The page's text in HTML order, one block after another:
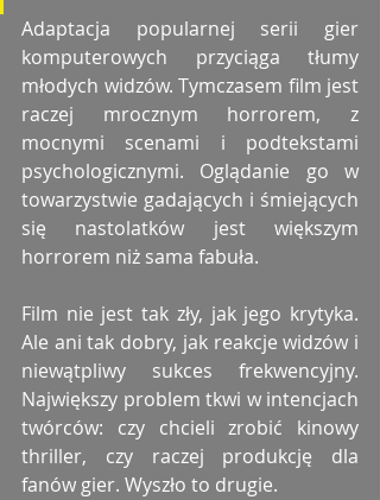
Adaptacja popularnej serii gier
komputerowych przyciąga tłumy
młodych widzów. Tymczasem film jest
raczej mrocznym horrorem, z
mocnymi scenami i podtekstami
psychologicznymi. Oglądanie go w
towarzystwie gadających i śmiejących
się nastolatków jest większym
horrorem niż sama fabuła.
Film nie jest tak zły, jak jego krytyka.
Ale ani tak dobry, jak reakcje widzów i
niewątpliwy sukces frekwencyjny.
Największy problem tkwi w intencjach
twórców: czy chcieli zrobić kinowy
thriller, czy raczej produkcję dla
fanów gier. Wyszło to drugie.